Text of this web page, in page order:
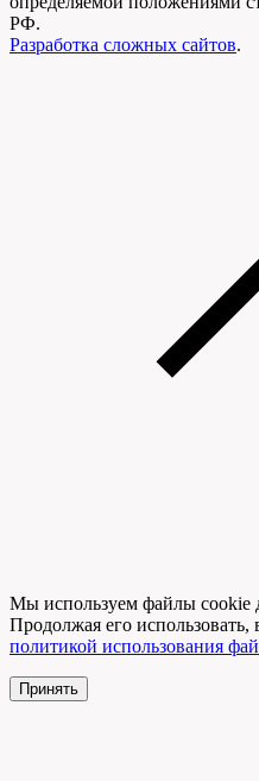
РФ.
Разработка сложных сайтов.
Мы используем файлы cookie
Продолжая его использовать,
политикой использования
Принять